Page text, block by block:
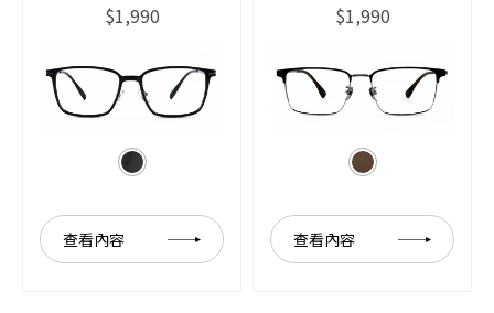
$1,990
查看內容
$1,990
查看內容